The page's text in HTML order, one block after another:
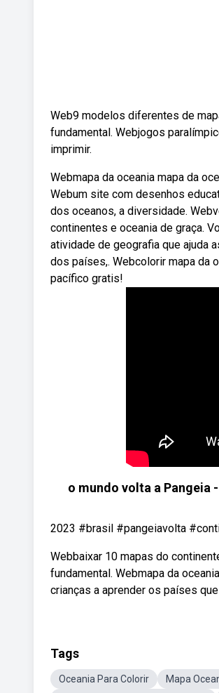
Web9 modelos diferentes de
fundamental. Webjogos
imprimir.
Webmapa da oceania mapa da
Webum site com desenhos
dos oceanos, a diversidade.
continentes e oceania de graça.
atividade de geografia que ajuda
dos países,. Webcolorir mapa da
pacífico gratis!
o mundo volta a
2023 #brasil #pangeiavolta
Webbaixar 10 mapas do
fundamental. Webmapa da
crianças a aprender os países
Tags
Oceania Para Colorir Mapa